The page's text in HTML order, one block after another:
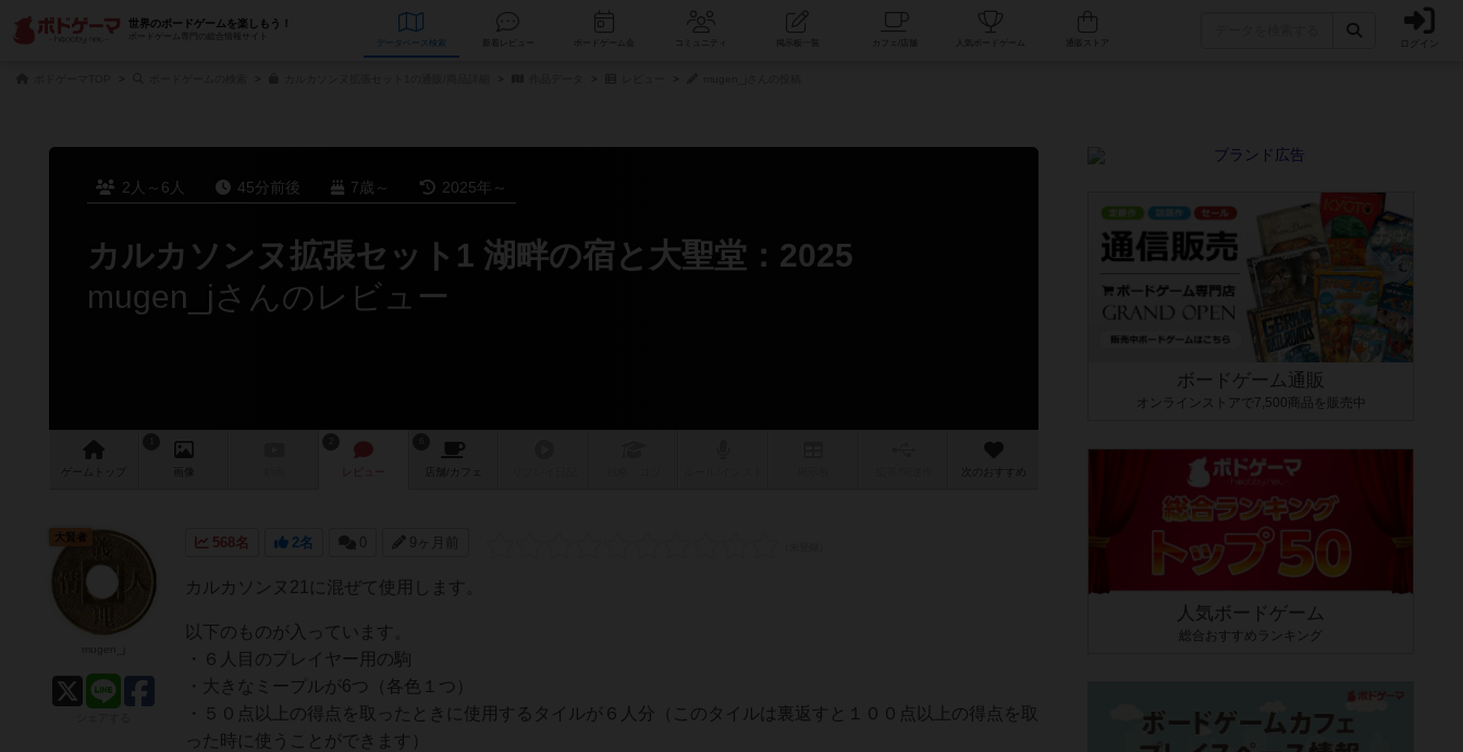
世界のボードゲームを楽しもう！
ボードゲーム専門の総合情報サイト
データベース コミュニティ 人気ボードゲーム ログイン
2人～6人 45分前後 7歳～ 2025年～
カルカソンヌ拡張セット1 湖畔の宿と大聖堂：2025
mugen_jさんのレビュー
ゲーム 画像 レビュー 店舗/ カフェ 次のおすすめ
568名 2名 0 9ヶ月前
カルカソンヌ21に混ぜて使用します。
以下のものが入っています。
・６人目のプレイヤー用の駒
・大きなミープルが6つ（各色１つ）
・５０点以上の得点を取ったときに使用するタイルが６人分（このタイルは裏返すと１００点以上の得点を取
った時に使うことができます）
大賢者
ボードゲーム通販
オンラインストアで7,500商品を販売中
人気ボードゲーム
総合おすすめランキング